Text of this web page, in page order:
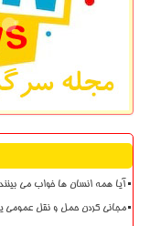
آیا همه انسان ها خواب می
مجانی کردن حمل و نقل عمومی